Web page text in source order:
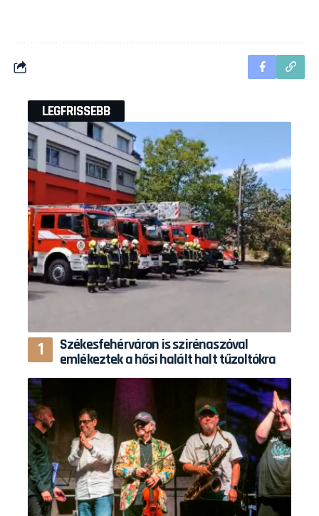
LEGFRISSEBB
Székesfehérváron is szirénaszóval
emlékeztek a hősi halált halt tűzoltókra